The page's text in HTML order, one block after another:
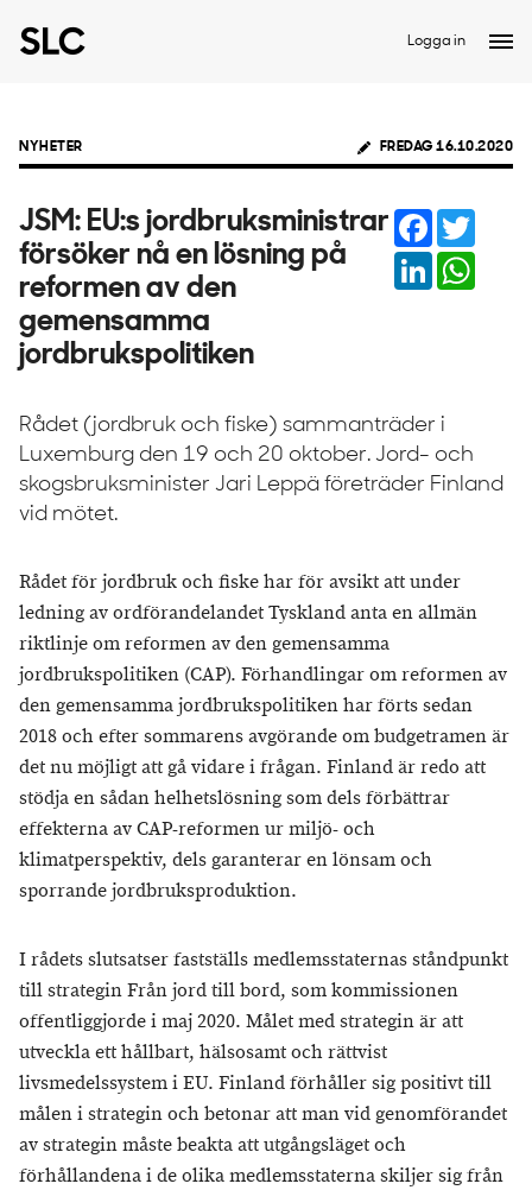
Logga in
NYHETER FREDAG 16.10.2020
JSM: EU:s jordbruksministrar
försöker nå en lösning på
reformen av den
gemensamma
jordbrukspolitiken
Facebook
LinkedIn
Rådet (jordbruk och fiske) sammanträder i
Luxemburg den 19 och 20 oktober. Jord- och
skogsbruksminister Jari Leppä företräder Finland
vid mötet.
Rådet för jordbruk och fiske har för avsikt att under
ledning av ordförandelandet Tyskland anta en allmän
riktlinje om reformen av den gemensamma
jordbrukspolitiken (CAP). Förhandlingar om reformen av
den gemensamma jordbrukspolitiken har förts sedan
2018 och efter sommarens avgörande om budgetramen är
det nu möjligt att gå vidare i frågan. Finland är redo att
stödja en sådan helhetslösning som dels förbättrar
effekterna av CAP-reformen ur miljö- och
klimatperspektiv, dels garanterar en lönsam och
sporrande jordbruksproduktion.
I rådets slutsatser fastställs medlemsstaternas ståndpunkt
till strategin Från jord till bord, som kommissionen
offentliggjorde i maj 2020. Målet med strategin är att
utveckla ett hållbart, hälsosamt och rättvist
livsmedelssystem i EU. Finland förhåller sig positivt till
målen i strategin och betonar att man vid genomförandet
av strategin måste beakta att utgångsläget och
förhållandena i de olika medlemsstaterna skiljer sig från